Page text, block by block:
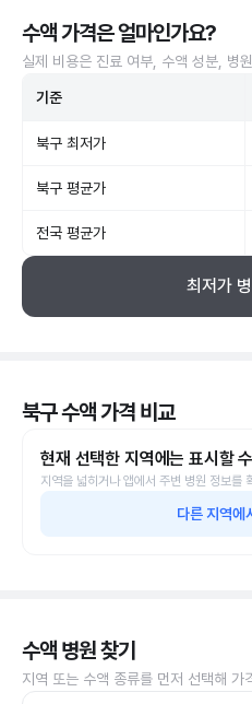
수액 가격은 얼마인가요?
실제 비용은 진료 여부, 수액 성분, 병
기준
북구 최저가
북구 평균가
전국 평균가
최저가
북구 수액 가격 비교
현재 선택한 지역에는 표시할
지역을 넓히거나 앱에서 주변 병원 정보를
다른 지역에
수액 병원 찾기
지역 또는 수액 종류를 먼저 선택해 가